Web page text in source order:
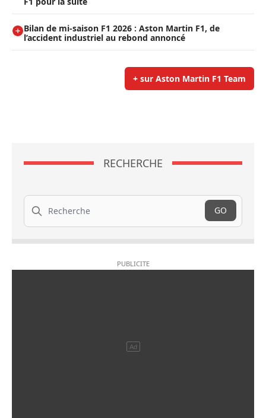
Bilan de mi-saison F1 2026 : Aston Martin F1, de
l’accident industriel au rebond annoncé
+ sur Aston Martin F1 Team
RECHERCHE
Recherche
GO